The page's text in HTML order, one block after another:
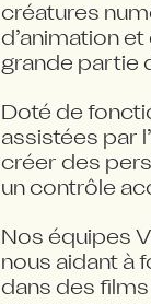
créatures
d’animation
grande partie
Doté de
assistées par
créer des
un contrôle
Nos équipes
nous aidant à
dans des